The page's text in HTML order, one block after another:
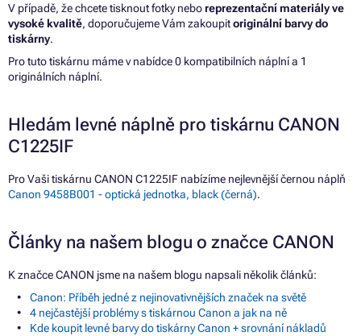
V případě, že chcete tisknout fotky neboreprezentační materiály ve
vysoké kvalitě, doporučujeme Vám zakoupitoriginální barvy do
tiskárny.
Pro tuto tiskárnu máme v nabídce 0 kompatibilních náplní a 1
originálních náplní.
Hledám levné náplně pro tiskárnu CANON
C1225IF
Pro Vaši tiskárnu CANON C1225IF nabízíme nejlevnější černou náplň
Canon 9458B001 - optická jednotka, black (černá).
Články na našem blogu o značce CANON
K značce CANON jsme na našem blogu napsali několik článků:
Canon: Příběh jedné z nejinovativnějších značek na světě
4 nejčastější problémy s tiskárnou Canon a jak na ně
Kde koupit levné barvy do tiskárny Canon + srovnání nákladů